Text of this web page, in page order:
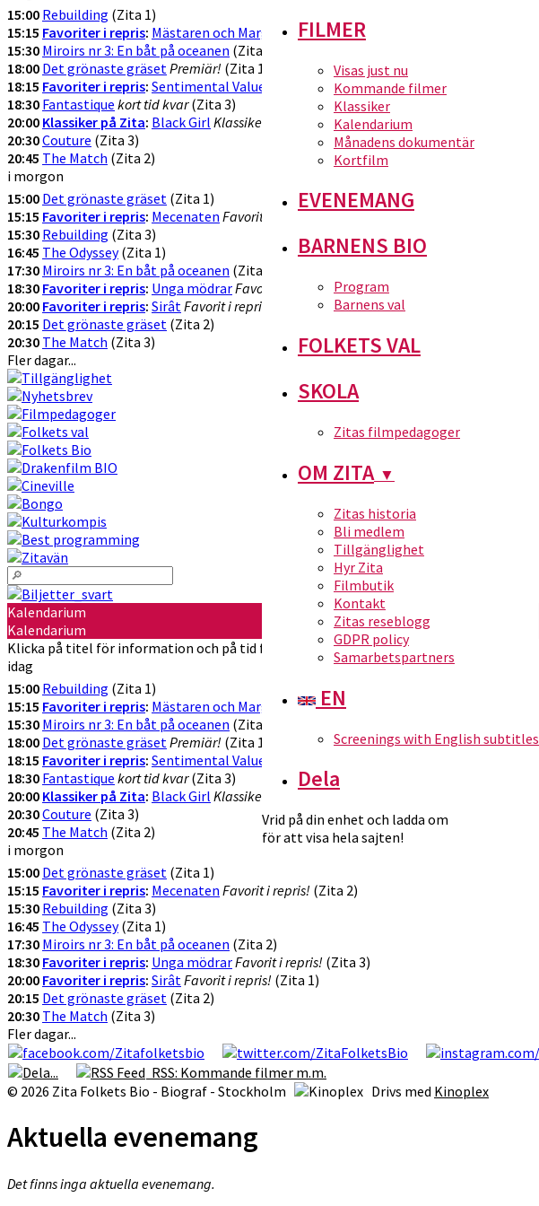
FILMER
Visas just nu
Kommande filmer
Klassiker
Kalendarium
Månadens dokumentär
Kortfilm
EVENEMANG
BARNENS BIO
Program
Barnens val
FOLKETS VAL
SKOLA
Zitas filmpedagoger
OM ZITA▼
Zitas historia
Bli medlem
Tillgänglighet
Hyr Zita
Filmbutik
Kontakt
Zitas reseblogg
GDPR policy
Samarbetspartners
EN
Screenings with English subtitles
Dela
Vrid på din enhet och ladda om
för att visa hela sajten!
15:00 Rebuilding (Zita 1)
15:15 Favoriter i repris: Mästaren och Margarita Favorit i repris!
15:30 Miroirs nr 3: En båt på oceanen (Zita 3)
18:00 Det grönaste gräset Premiär! (Zita 1)
18:15 Favoriter i repris: Sentimental Value Favorit i repris(Zita 2)
18:30 Fantastique kort tid kvar(Zita 3)
20:00 Klassiker på Zita: Black Girl Klassikervisning!
(Zita 1)
20:30Couture (Zita 3)
20:45 The Match (Zita 2)
i morgon
15:00 Det grönaste gräset (Zita 1)
15:15 Favoriter i repris: Mecenaten Favorit i repris!(Zita 2)
15:30 Rebuilding (Zita 3)
16:45 The Odyssey(Zita 1)
17:30 Miroirs nr 3: En båt på oceanen (Zita 2)
18:30 Favoriter i repris: Unga mödrarFavorit i repris!(Zita 3)
20:00 Favoriter i repris: Sirât Favorit i repris!
(Zita 1)
20:15 Det grönaste gräset (Zita 2)
20:30 The Match (Zita 3)
Fler dagar...
Kalendarium
Kalendarium
Klicka på titel för information och på tid för att köpa biljetter
idag
15:00 Rebuilding (Zita 1)
15:15 Favoriter i repris: Mästaren och MargaritaFavorit i repris!
15:30 Miroirs nr 3: En båt på oceanen (Zita 3)
18:00 Det grönaste gräset Premiär! (Zita 1)
18:15 Favoriter i repris: Sentimental Value
18:30 Fantastique kort tid kvar(Zita 3)
20:00 Klassiker på Zita: Black Girl Klassikervisning!(Zita 1)
20:30Couture (Zita 3)
20:45 The Match (Zita 2)
i morgon
15:00 Det grönaste gräset (Zita 1)
15:15 Favoriter i repris: Mecenaten Favorit i repris! (Zita 2)
15:30 Rebuilding (Zita 3)
16:45 The Odyssey(Zita 1)
17:30 Miroirs nr 3: En båt på oceanen (Zita 2)
18:30 Favoriter i repris: Unga mödrarFavorit i repris! (Zita 3)
20:00 Favoriter i repris: Sirât Favorit i repris! (Zita 1)
20:15 Det grönaste gräset (Zita 2)
20:30 The Match (Zita 3)
Fler dagar...
RSS: Kommande filmer m.m.
© 2026 Zita Folkets Bio - Biograf - Stockholm
Drivs med Kinoplex
Aktuella evenemang
Det finns inga aktuella evenemang.